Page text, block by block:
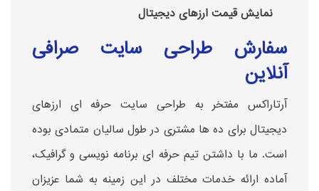
نمایش قیمت ارزهای دیجیتال
سفارش طراحی سایت صرافی
آنلاین
آرتاراکس مفتخر به طراحی سایت حرفه ای ارزهای
دیجیتال برای ده ها مشتری در طول سالیان متمادی بوده
است. ما با داشتن تیم حرفه ای برنامه نویسی و گرافیک،
آماده ارائه خدمات مختلف در این زمینه به شما عزیزان